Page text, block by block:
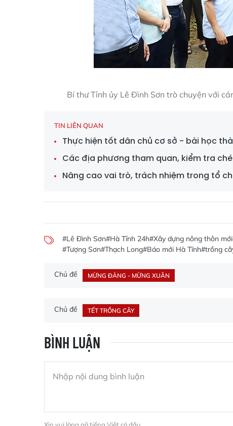
Bí thư Tỉnh ủy Lê Đình Sơn trò chuyện với
TIN LIÊN QUAN
Thực hiện tốt dân chủ cơ sở - bài học
Các địa phương tham quan, kiểm tra
Nâng cao vai trò, trách nhiệm trong tổ
#Lê Đình Sơn#Hà Tĩnh 24h#Xây dựng nông thôn mới
#Tượng Sơn#Thạch Long#Báo mới Hà Tĩnh#trồng
Chủ đề MỪNG ĐẢNG - MỪNG XUÂN
Chủ đề TẾT TRỒNG CÂY
BÌNH LUẬN